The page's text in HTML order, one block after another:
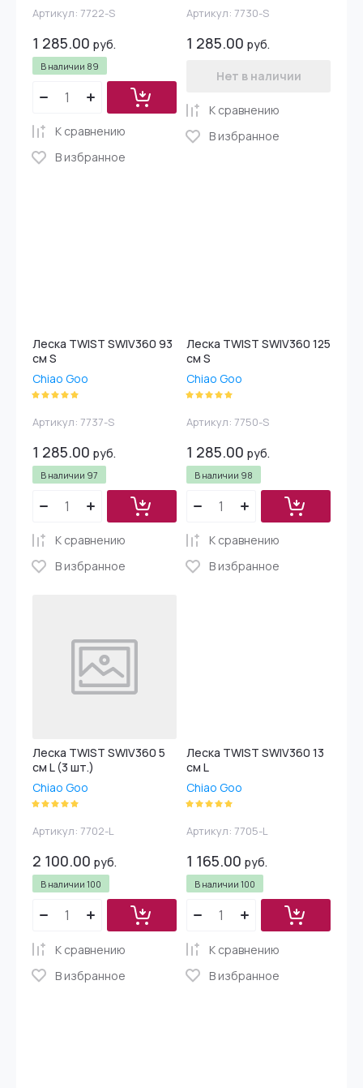
Артикул: 7722-S
В наличии 89
1 285.00 руб.
К сравнению
В избранное
Артикул: 7730-S
1 285.00 руб.
Нет в наличии
К сравнению
В избранное
Леска TWIST SWIV360 93
см S
Chiao Goo
Артикул: 7737-S
В наличии 97
1 285.00 руб.
К сравнению
В избранное
Леска TWIST SWIV360 125
см S
Chiao Goo
Артикул: 7750-S
В наличии 98
1 285.00 руб.
К сравнению
В избранное
Леска TWIST SWIV360 5
см L (3 шт.)
Chiao Goo
Артикул: 7702-L
В наличии 100
2 100.00 руб.
К сравнению
В избранное
Леска TWIST SWIV360 13
см L
Chiao Goo
Артикул: 7705-L
В наличии 100
1 165.00 руб.
К сравнению
В избранное